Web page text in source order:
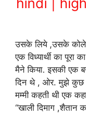
hindi |
उसके लिये ,उसके
एक विध्यार्थी का पूरा
मैने किया. इसकी एक
दिन थे , ओर. मुझे कुछ
मम्मी कहती थी एक
“खाली दिमाग ,शैतान